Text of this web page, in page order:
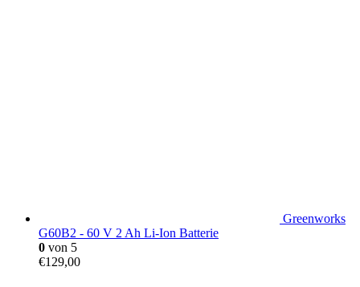
Greenworks
G60B2 - 60 V 2 Ah Li-Ion Batterie
0 von 5
€129,00